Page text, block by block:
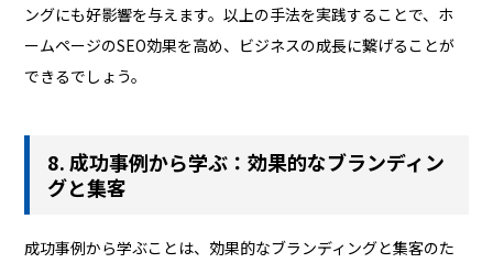
ングにも好影響を与えます。以上の手法を実践することで、ホ
ームページのSEO効果を高め、ビジネスの成長に繋げることが
できるでしょう。
8. 成功事例から学ぶ：効果的なブランディン
グと集客
成功事例から学ぶことは、効果的なブランディングと集客のた